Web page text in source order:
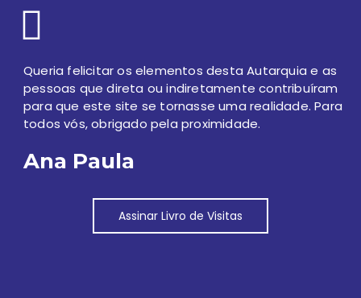
Queria felicitar os elementos desta Autarquia e as
pessoas que direta ou indiretamente contribuíram
para que este site se tornasse uma realidade. Para
todos vós, obrigado pela proximidade.
Ana Paula
Assinar Livro de Visitas